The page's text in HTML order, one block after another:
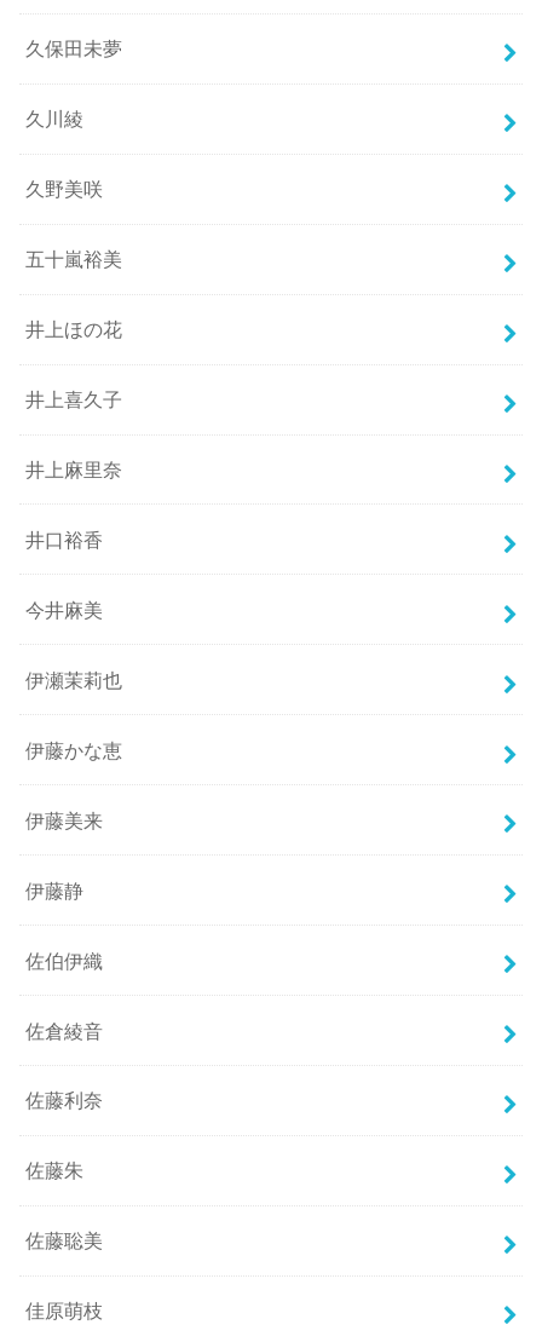
久保田未夢
久川綾
久野美咲
五十嵐裕美
井上ほの花
井上喜久子
井上麻里奈
井口裕香
今井麻美
伊瀬茉莉也
伊藤かな恵
伊藤美来
伊藤静
佐伯伊織
佐倉綾音
佐藤利奈
佐藤朱
佐藤聡美
佳原萌枝